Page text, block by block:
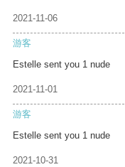
2021-11-06
游客
Estelle sent you 1 nude
2021-11-01
游客
Estelle sent you 1 nude
2021-10-31